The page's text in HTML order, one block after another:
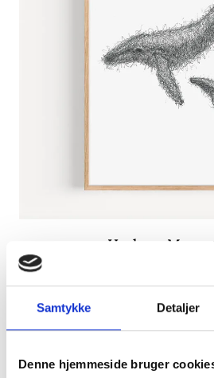
Samtykke Detaljer
Denne hjemmeside bruger
Hvaler – Mor og